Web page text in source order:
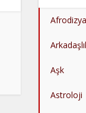
Aşk
Astroloji